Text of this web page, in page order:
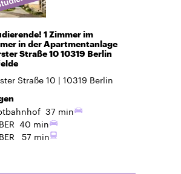
1 Zimmer im
in der Apartmentanlage
Straße 10 10319 Berlin
Straße 10 10319 Berlin
37 min
40 min
57 min